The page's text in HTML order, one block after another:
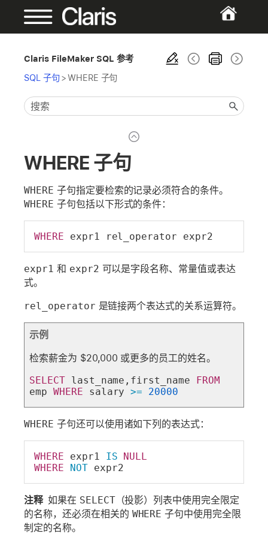
Claris FileMaker SQL 参考
SQL 子句>WHERE 子句
WHERE 子句
WHERE 子句指定要检索的记录必须符合的条件。
WHERE 子句包括以下形式的条件：
WHERE expr1 rel_operator expr2
expr1 和 expr2 可以是字段名称、常量值或表达
式。
rel_operator 是链接两个表达式的关系运算符。
示例
检索薪金为 $20,000 或更多的员工的姓名。
SELECT last_name,first_name FROM
emp WHERE salary >= 20000
WHERE 子句还可以使用诸如下列的表达式：
WHERE expr1 IS NULL
WHERE
NOT expr2
注释 如果在 SELECT（投影）列表中使用完全限定
的名称，还必须在相关的 WHERE 子句中使用完全限
制定的名称。